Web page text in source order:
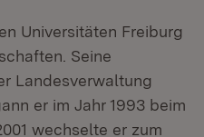
Universitäten Freiburg
Seine
Landesverwaltung
er im Jahr 1993 beim
wechselte er zum